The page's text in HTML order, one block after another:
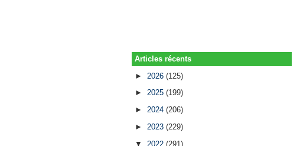
Articles récents
► 2026(125)
►2025(199)
►2024(206)
► 2023(229)
▼ 2022(291)